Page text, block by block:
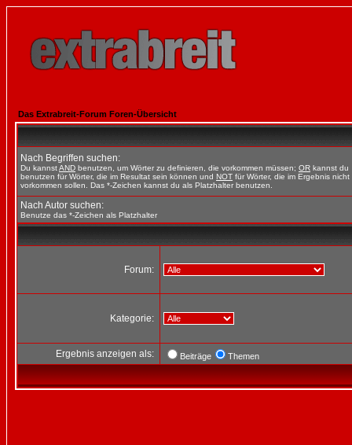
Das Extrabreit-Forum Foren-Übersicht
Nach Begriffen suchen:
Du kannstAND benutzen, um Wörter zu definieren, die vorkommen müssen; OR kannst du
benutzen für Wörter, die im Resultat sein können und NOT für Wörter, die im Ergebnis nicht
vorkommen sollen. Das *-Zeichen kannst du als Platzhalter benutzen.
Nach Autor suchen:
Benutze das *-Zeichen als Platzhalter
Forum:
Kategorie:
Ergebnis anzeigen als: Beiträge Themen